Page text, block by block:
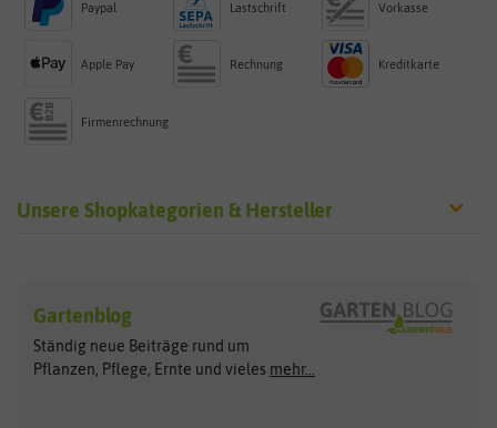
Paypal Lastschrift Vorkasse
Apple Pay Rechnung Kreditkarte
Firmenrechnung
Unsere Shopkategorien & Hersteller
Exotische Samen
Gemüsesamen
Gründünger
Arche Noah
ASB Greenworld
Clever Pots
COMPO
Gartenblog
Ständig neue Beiträge rund um
Pflanzen, Pflege, Ernte und vieles mehr...